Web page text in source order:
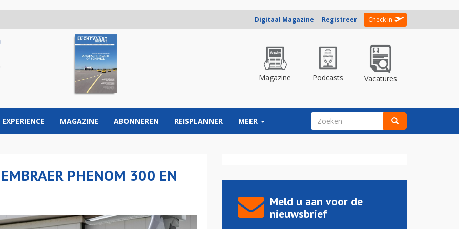
Digitaal Magazine Registreer Check in
Magazine Podcasts Vacatures
EXPERIENCE MAGAZINE ABONNEREN REISPLANNER MEER ZOEKVELD
PHENOM 300 EN
Meld u aan voor de
nieuwsbrief